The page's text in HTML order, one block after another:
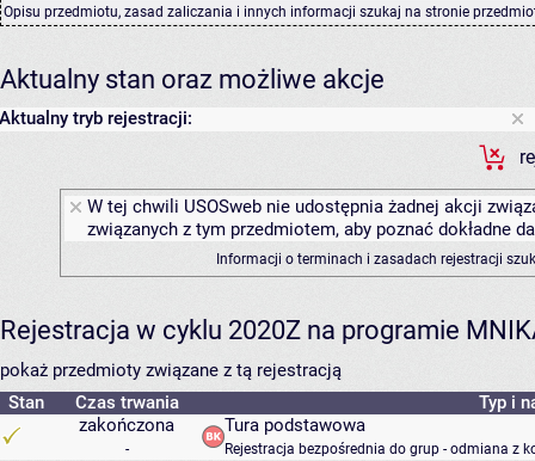
Opisu przedmiotu, zasad zaliczania i innych informacji szukaj na stronie
Aktualny stan oraz możliwe akcje
Aktualny tryb rejestracji:
W tej chwili USOSweb nie udostępnia żadnej akcji
związanych z tym przedmiotem, aby poznać dokładne
Informacji o terminach i zasadach rejestracji
Rejestracja w cyklu 2020Z na programie
pokaż przedmioty związane z tą rejestracją
Stan
Czas trwania
Typ i
zakończona
-
Tura podstawowa
Rejestracja bezpośrednia do grup - odmiana z